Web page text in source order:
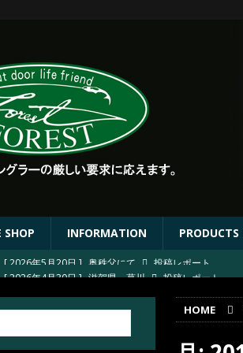
SHOP INFORMATION PRODUCTS
[ 2026年4月30日 ] 滋賀県 葛川
投稿レポート
FOREST出店協力イベントのお知ら
2026年秋リリース予定商品 お
HOME